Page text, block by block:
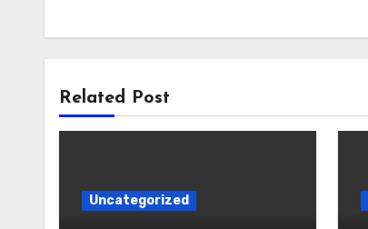
Related Post
Uncategorized